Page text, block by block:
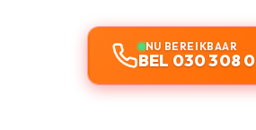
NU BEREIKBAAR
BEL 030 308